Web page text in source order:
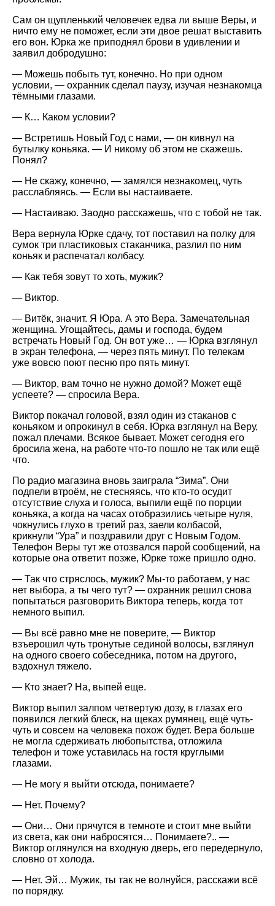
Сам он щупленький человечек едва ли выше Веры, и
ничто ему не поможет, если эти двое решат выставить
его вон. Юрка же приподнял брови в удивлении и
заявил добродушно:
— Можешь побыть тут, конечно. Но при одном
условии, — охранник сделал паузу, изучая незнакомца
тёмными глазами.
— К… Каком условии?
— Встретишь Новый Год с нами, — он кивнул на
бутылку коньяка. — И никому об этом не скажешь.
Понял?
— Не скажу, конечно, — замялся незнакомец, чуть
расслабляясь. — Если вы настаиваете.
— Настаиваю. Заодно расскажешь, что с тобой не так.
Вера вернула Юрке сдачу, тот поставил на полку для
сумок три пластиковых стаканчика, разлил по ним
коньяк и распечатал колбасу.
— Как тебя зовут то хоть, мужик?
— Виктор.
— Витёк, значит. Я Юра. А это Вера. Замечательная
женщина. Угощайтесь, дамы и господа, будем
встречать Новый Год. Он вот уже… — Юрка взглянул
в экран телефона, — через пять минут. По телекам
уже вовсю поют песню про пять минут.
— Виктор, вам точно не нужно домой? Может ещё
успеете? — спросила Вера.
Виктор покачал головой, взял один из стаканов с
коньяком и опрокинул в себя. Юрка взглянул на Веру,
пожал плечами. Всякое бывает. Может сегодня его
бросила жена, на работе что-то пошло не так или ещё
что.
По радио магазина вновь заиграла “Зима”. Они
подпели втроём, не стесняясь, что кто-то осудит
отсутствие слуха и голоса, выпили ещё по порции
коньяка, а когда на часах отобразились четыре нуля,
чокнулись глухо в третий раз, заели колбасой,
крикнули “Ура” и поздравили друг с Новым Годом.
Телефон Веры тут же отозвался парой сообщений, на
которые она ответит позже, Юрке тоже пришло одно.
— Так что стряслось, мужик? Мы-то работаем, у нас
нет выбора, а ты чего тут? — охранник решил снова
попытаться разговорить Виктора теперь, когда тот
немного выпил.
— Вы всё равно мне не поверите, — Виктор
взъерошил чуть тронутые сединой волосы, взглянул
на одного своего собеседника, потом на другого,
вздохнул тяжело.
— Кто знает? На, выпей еще.
Виктор выпил залпом четвертую дозу, в глазах его
появился легкий блеск, на щеках румянец, ещё чуть-
чуть и совсем на человека похож будет. Вера больше
не могла сдерживать любопытства, отложила
телефон и тоже уставилась на гостя круглыми
глазами.
— Не могу я выйти отсюда, понимаете?
— Нет. Почему?
— Они… Они прячутся в темноте и стоит мне выйти
из света, как они набросятся… Понимаете?.. —
Виктор оглянулся на входную дверь, его передернуло,
словно от холода.
— Нет. Эй… Мужик, ты так не волнуйся, расскажи всё
по порядку.